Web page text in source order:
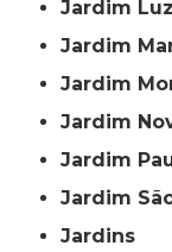
Jardim
Jardim
Jardim
Jardim
Jardim
Jardim
Jardins